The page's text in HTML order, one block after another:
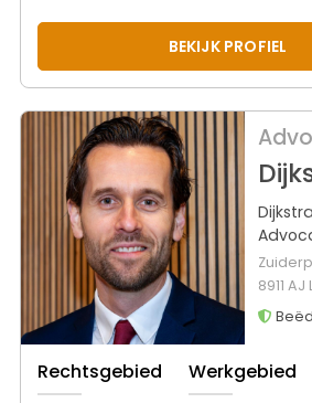
BEKIJK PROFIEL
8911
Rechtsgebied Werkgebied